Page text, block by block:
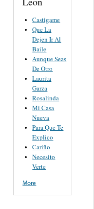
Castigame
Que La
Dejen Ir Al
Baile
Aunque Seas
De Otro
Laurita
Garza
Rosalinda
Mi Casa
Nueva
Para Que Te
Explico
Cariño
Necesito
Verte
More